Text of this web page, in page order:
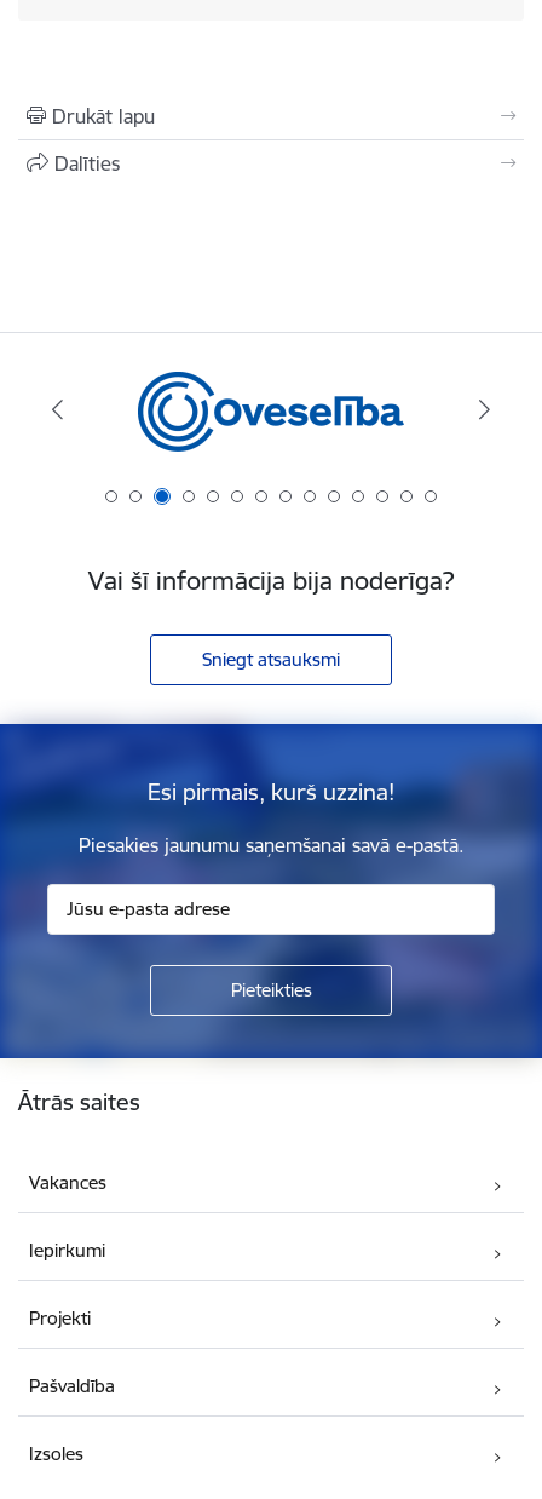
Drukāt lapu
Dalīties
Vai šī informācija bija noderīga?
Sniegt atsauksmi
Esi pirmais, kurš uzzina!
Piesakies jaunumu saņemšanai savā e-pastā.
Ātrās saites
Vakances
Iepirkumi
Projekti
Pašvaldība
Izsoles